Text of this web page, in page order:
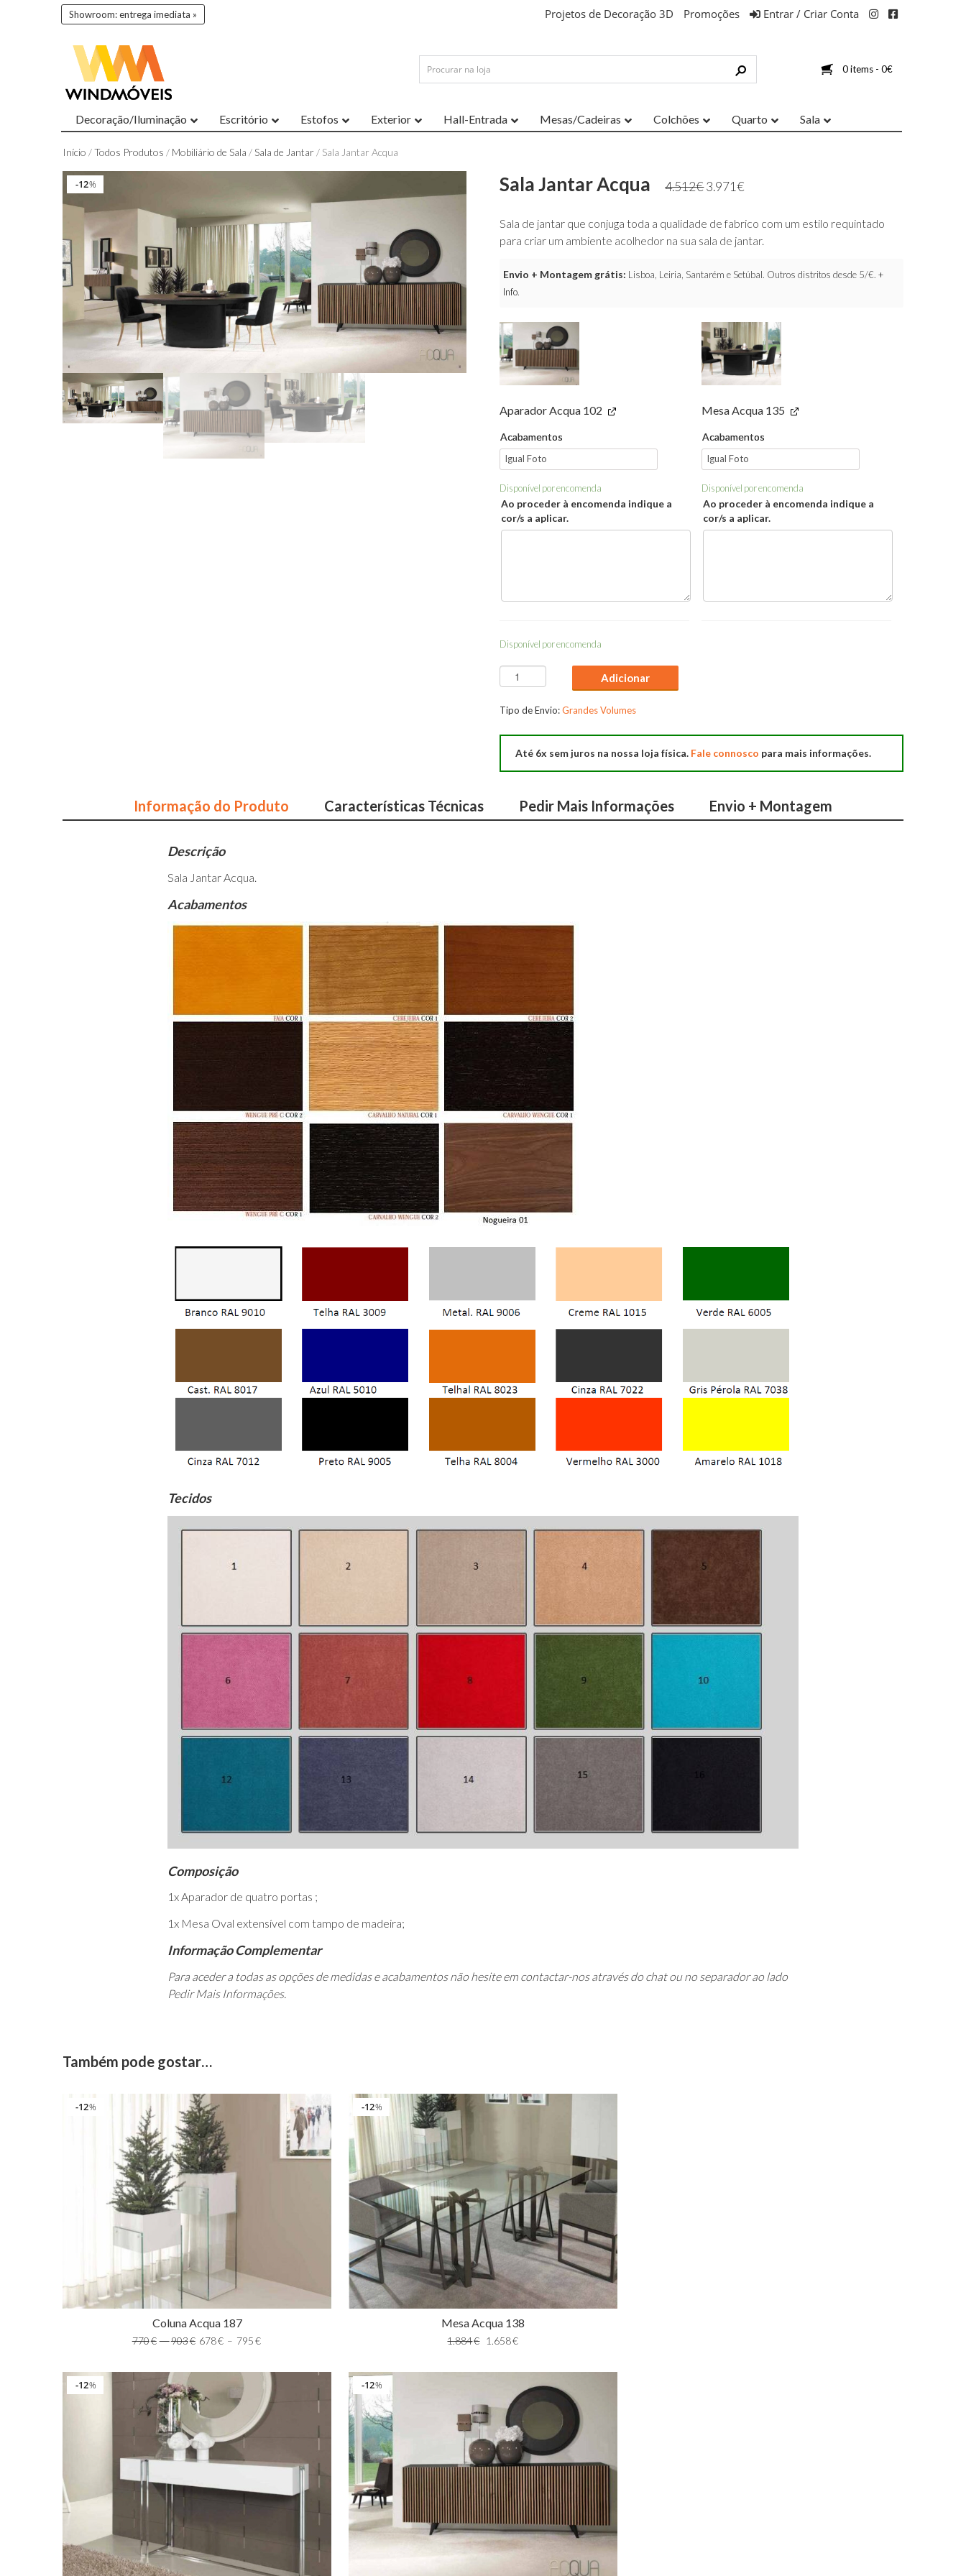
Showroom: entrega imediata » Projetos de Decoração 3D Promoções Entrar / Criar Conta
0 items - 0€
Decoração/Iluminação Escritório Estofos Exterior Hall-Entrada Mesas/Cadeiras Colchões Quarto Sala
Início /Todos Produtos / Mobiliário de Sala / Sala de Jantar/ Sala Jantar Acqua
%
12%
12 Sala Jantar Acqua 4.512€3.971€
Sala de jantar que conjuga toda a qualidade de fabrico com um estilo requintado
para criar um ambiente acolhedor na sua sala de jantar.
Envio + Montagem grátis: Lisboa, Leiria, Santarém e Setúbal. Outros distritos desde 5/€.+
Info.
Aparador Acqua 102
Acabamentos
Disponível por encomenda
Ao proceder à encomenda indique a
cor/s a aplicar.
Mesa Acqua 135
Acabamentos
Disponível por encomenda
Ao proceder à encomenda indique a
cor/s a aplicar.
Disponível por encomenda
Quantidade
de
Sala
Adicionar
Tipo de Envio:Grandes Volumes
Até 6x sem juros na nossa loja física. Fale connosco para mais informações.
Informação do Produto Características Técnicas Pedir Mais Informações Envio + Montagem
Descrição
Sala Jantar Acqua.
Acabamentos
Tecidos
Composição
1x Aparador de quatro portas ;
1x Mesa Oval extensível com tampo de madeira;
Informação Complementar
Para aceder a todas as opções de medidas e acabamentos não hesite em contactar-nos através do chat ou no separador ao lado
Pedir Mais Informações.
Também pode gostar…
%
12
Coluna Acqua 187
770€ –903€ 678€ – 795€
%
12
Mesa Acqua 138
1.884€ 1.658€
%
12 %
12